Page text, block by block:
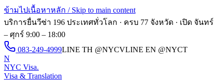
ข้ามไปเนื้อหาหลัก / Skip to main content
บริการยื่นวีซ่า 196 ประเทศทั่วโลก · ครบ 77 จังหวัด · เปิด จันทร์
– ศุกร์ 9:00 – 18:00
083-249-4999LINE TH @NYCVLINE EN @NYCT
N
NYC Visa.
Visa & Translation